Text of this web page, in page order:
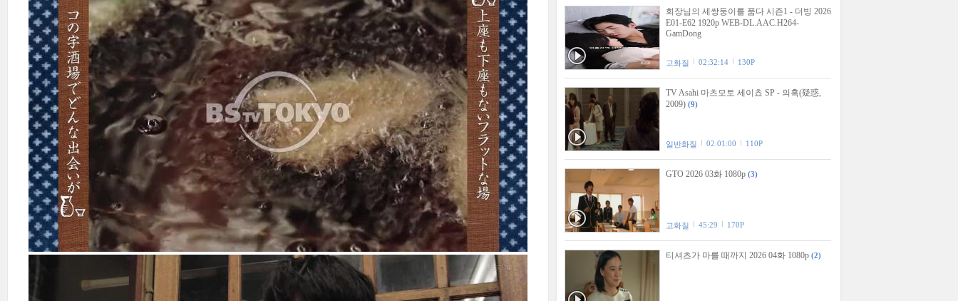
회장님의 세쌍둥이를 품다 시즌1 - 더빙 2026
E01-E62 1920p WEB-DL.AAC.H264-
GamDong
고화질 02:32:14 130P
TV Asahi 마츠모토 세이쵸 SP - 의혹(疑惑,
2009) (9)
일반화질 02:01:00 110P
GTO 2026 03화 1080p (3)
고화질 45:29 170P
티셔츠가 마를 때까지 2026 04화 1080p (2)